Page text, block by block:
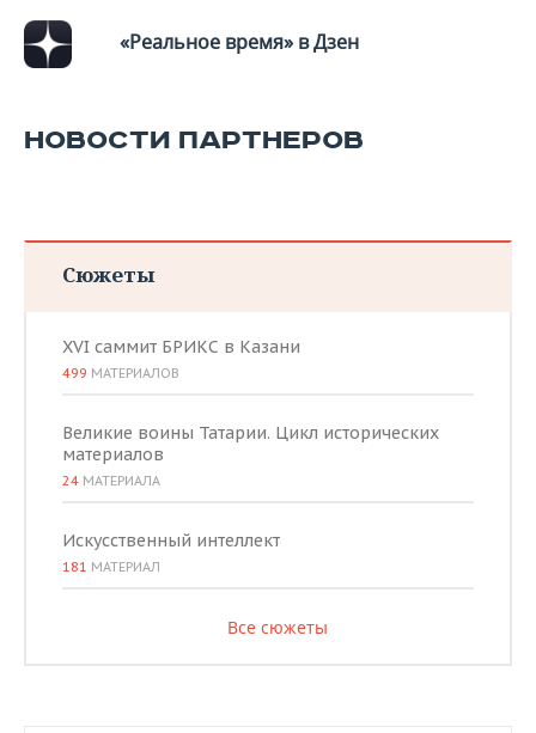
«Реальное время» в Дзен
НОВОСТИ ПАРТНЕРОВ
Сюжеты
XVI саммит БРИКС в Казани
499 МАТЕРИАЛОВ
Великие воины Татарии. Цикл исторических
материалов
24 МАТЕРИАЛА
Искусственный интеллект
181 МАТЕРИАЛ
Все сюжеты